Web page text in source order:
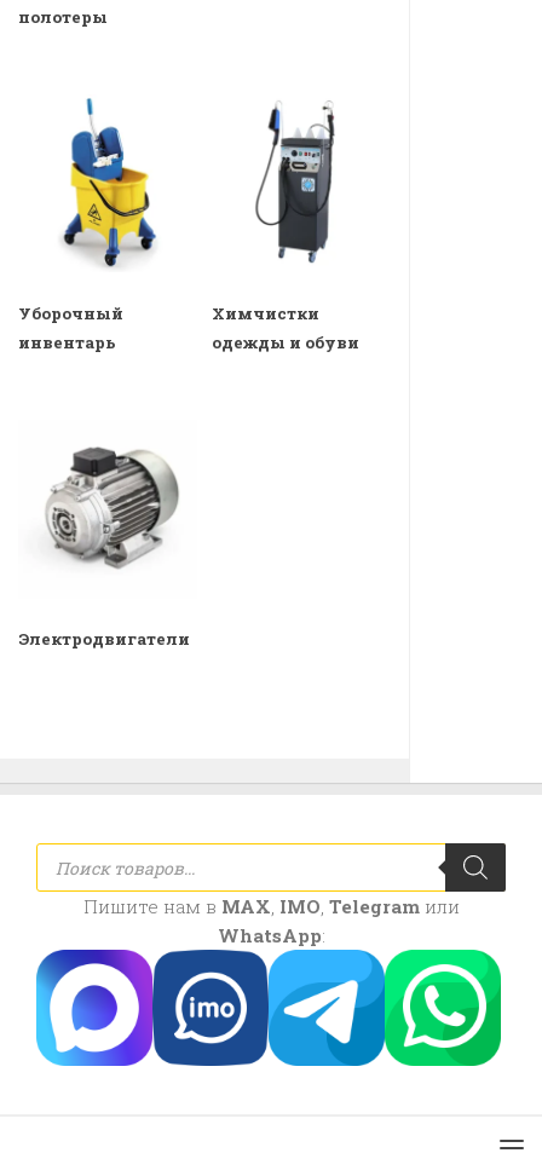
полотеры
Уборочный
инвентарь
Химчистки
одежды и обуви
Электродвигатели
Поиск
товаров
Пишите нам в MAX, IMO, Telegramили
WhatsApp: